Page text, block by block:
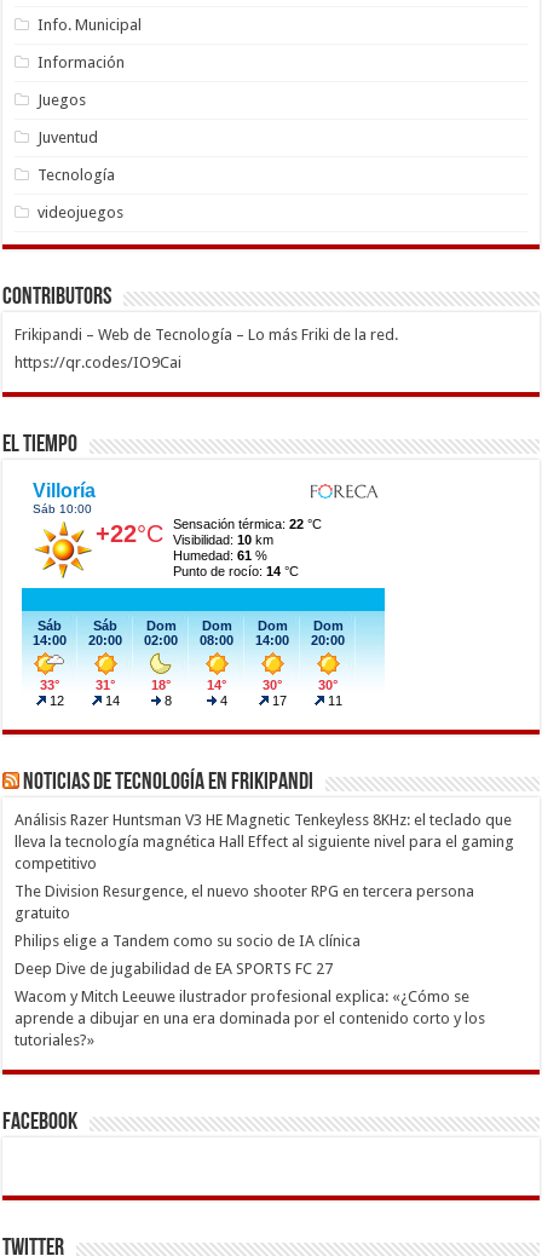
Info. Municipal
Información
Juegos
Juventud
Tecnología
videojuegos
Contributors
Frikipandi – Web de Tecnología – Lo más Friki de la red.
https://qr.codes/IO9Cai
El Tiempo
Noticias de Tecnología en Frikipandi
Análisis Razer Huntsman V3 HE Magnetic Tenkeyless 8KHz: el teclado que
lleva la tecnología magnética Hall Effect al siguiente nivel para el gaming
competitivo
The Division Resurgence, el nuevo shooter RPG en tercera persona
gratuito
Philips elige a Tandem como su socio de IA clínica
Deep Dive de jugabilidad de EA SPORTS FC 27
Wacom y Mitch Leeuwe ilustrador profesional explica: «¿Cómo se
aprende a dibujar en una era dominada por el contenido corto y los
tutoriales?»
Facebook
Twitter